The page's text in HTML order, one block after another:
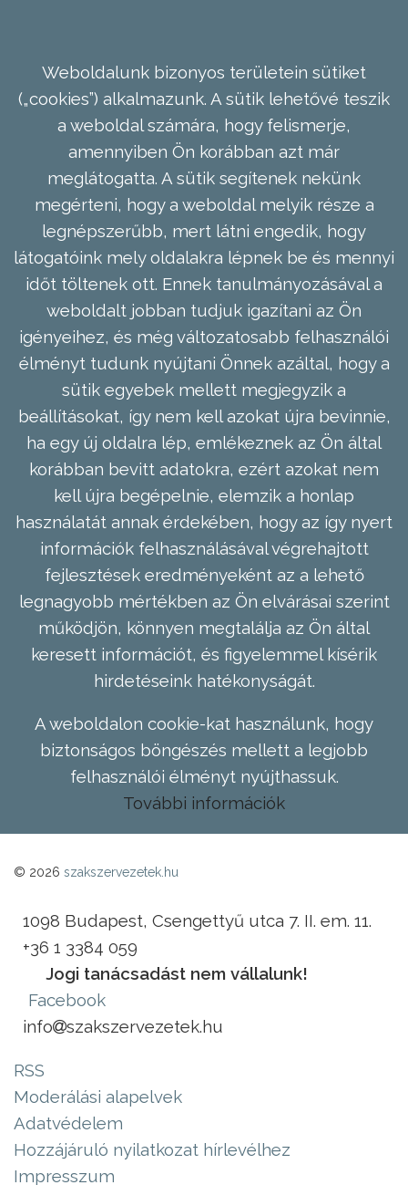
Weboldalunk bizonyos területein sütiket
(„cookies”) alkalmazunk. A sütik lehetővé teszik
a weboldal számára, hogy felismerje,
amennyiben Ön korábban azt már
meglátogatta. A sütik segítenek nekünk
megérteni, hogy a weboldal melyik része a
legnépszerűbb, mert látni engedik, hogy
látogatóink mely oldalakra lépnek be és mennyi
időt töltenek ott. Ennek tanulmányozásával a
weboldalt jobban tudjuk igazítani az Ön
igényeihez, és még változatosabb felhasználói
élményt tudunk nyújtani Önnek azáltal, hogy a
sütik egyebek mellett megjegyzik a
beállításokat, így nem kell azokat újra bevinnie,
ha egy új oldalra lép, emlékeznek az Ön által
korábban bevitt adatokra, ezért azokat nem
kell újra begépelnie, elemzik a honlap
használatát annak érdekében, hogy az így nyert
információk felhasználásával végrehajtott
fejlesztések eredményeként az a lehető
legnagyobb mértékben az Ön elvárásai szerint
működjön, könnyen megtalálja az Ön által
keresett információt, és figyelemmel kísérik
hirdetéseink hatékonyságát.
A weboldalon cookie-kat használunk, hogy
biztonságos böngészés mellett a legjobb
felhasználói élményt nyújthassuk.
További információk
© 2026 szakszervezetek.hu
1098 Budapest, Csengettyű utca 7. II. em. 11.
+36 1 3384 059
Jogi tanácsadást nem vállalunk!
Facebook
info
szakszervezetek.hu
RSS
Moderálási alapelvek
Adatvédelem
Hozzájáruló nyilatkozat hírlevélhez
Impresszum